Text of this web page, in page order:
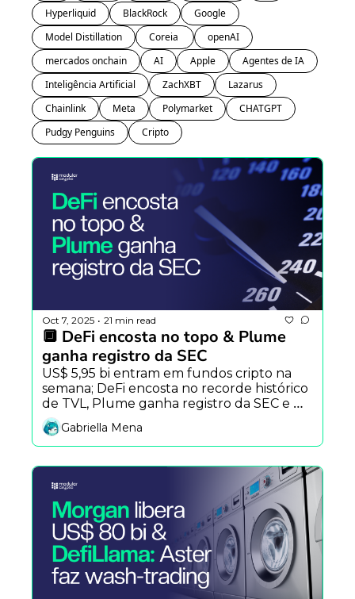
Hyperliquid
BlackRock
Google
Model Distillation
openAI
mercados onchain
AI Apple
Agentes de IA
Inteligência Artificial
ZachXBT
Lazarus
Chainlink
Meta Polymarket
CHATGPT
Pudgy Penguins
Cripto
Oct 7, 2025 • 21 min read
🔲 DeFi encosta no topo & Plume
ganha registro da SEC
US$ 5,95 bi entram em fundos cripto na
semana; DeFi encosta no recorde histórico
de TVL, Plume ganha registro da SEC e
inaugura a era dos RWAs regulados. Varejo
acordou e Pix chega no Ether.fi Cash.
Gabriella Mena